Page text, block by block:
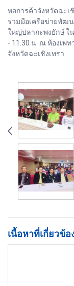
หอการค้าจังหวัดฉะเ
ร่วมมือเครือข่ายพัฒ
ใหญ่ปลากะพงยักษ์ ใ
- 11.30 น. ณ ห้องเพ
จังหวัดฉะเชิงเทรา
เนื้อหาที่เกี่ยวข้อ